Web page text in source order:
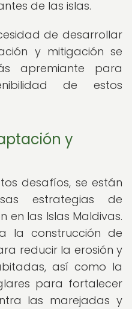
de las islas.
de desarrollar
y mitigación se
apremiante para
de estos
y
desafíos, se están
estrategias de
las Islas Maldivas.
la construcción de
reducir la erosión y
así como la
para fortalecer
las marejadas y